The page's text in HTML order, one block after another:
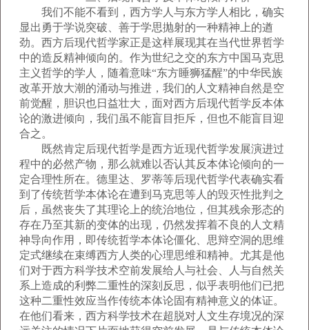
我们不能不看到，西方学人与东方学人相比，确实
显出勇于学说突破、善于学思抛射的一种精神上的遒
劲。西方后现代哲学家正是这样展现其在当代世界哲学
中的造反精神倾向的。作为世纪之交的东方中国马克思
主义哲学的学人，随着意味“东方睡狮猛醒”的中华民族
改革开放大潮的涌动与推进，我们的人文精神自然是空
前觉醒，胆识也日益壮大，面对西方后现代哲学反本体
论的激进倾向，我们虽不能盲目拒斥，但也不能盲目迎
合之。
既然肯定后现代哲学是西方近现代哲学发展演进过
程中的必然产物，那么就难以否认其反本体论倾向的一
定合理性所在。德里达、罗蒂等后现代哲学代表确实看
到了传统哲学本体论在遭到马克思等人的毁灭性批判之
后，虽然丧失了其理论上的统治地位，但其残余形态的
存在乃至其新的变体的出现，仍然发挥着不良的人文精
神导向作用，即传统哲学本体论僵化、思辩空洞的思维
定式继续在束缚西方人类的心理思维和精神。尤其是他
们对于西方科学技术空前发展给人与社会、人与自然关
系上造成的利弊二重性的深刻反思，似乎表明他们已把
这种二重性效应当作传统本体论固有精神意义的体证。
在他们看来，西方科学技术在超脱对人文生存境况的深